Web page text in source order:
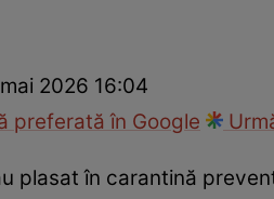
2026 16:04
preferată în Google
plasat în carantină